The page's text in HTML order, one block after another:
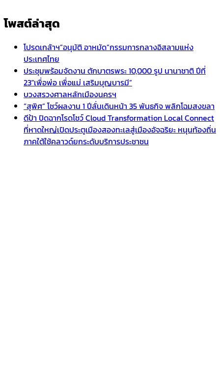
โพสต์ล่าสุด
โปรดเกล้าฯ”อนุมัติ อาหมัด”กรรมการกลางอิสลามแห่ง
ประเทศไทย
ประชุมพร้อมจัดงาน ตักบาตรพระ 10,000 รูป นานาชาติ ปีที่
23″เพื่อพ่อ เพื่อแม่ เสริมบุญบารมี”
บวงสรวงศาลหลักเมืองนครฯ
“สุพิศ” โชว์ผลงาน 1 ปีลั่นเดินหน้า 35 พันธกิจ พลิกโฉมสงขลา
ดีป้า ปิดฉากโรดโชว์ Cloud Transformation Local Connect
ที่หาดใหญ่เปิดประตูเมืองสองทะเลสู่เมืองอัจฉริยะ หนุนท้องถิ่น
ภาคใต้ใช้คลาวด์ยกระดับบริการประชาชน